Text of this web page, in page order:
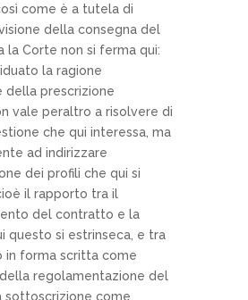
come è a tutela di
della consegna del
la Corte non si ferma qui:
la ragione
della prescrizione
vale peraltro a risolvere di
che qui interessa, ma
ad indirizzare
dei profili che qui si
il rapporto tra il
del contratto e la
questo si estrinseca, e tra
in forma scritta come
regolamentazione del
sottoscrizione come